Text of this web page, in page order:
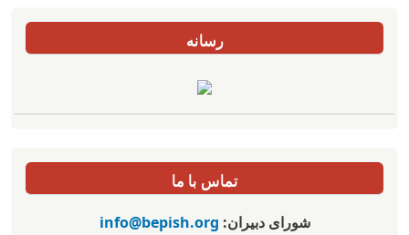
رسانه
تماس با ما
شورای دبیران:info@bepish.org